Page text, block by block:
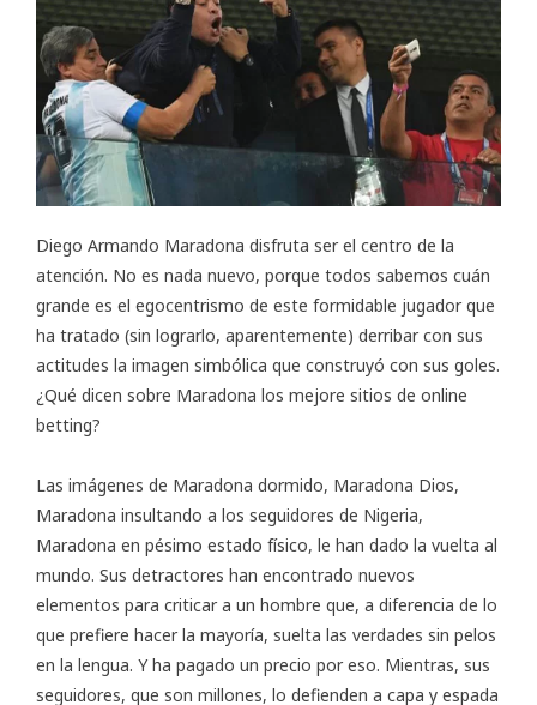
Diego Armando Maradona disfruta ser el centro de la
atención. No es nada nuevo, porque todos sabemos cuán
grande es el egocentrismo de este formidable jugador que
ha tratado (sin lograrlo, aparentemente) derribar con sus
actitudes la imagen simbólica que construyó con sus goles.
¿Qué dicen sobre Maradona los mejore sitios de online
betting?
Las imágenes de Maradona dormido, Maradona Dios,
Maradona insultando a los seguidores de Nigeria,
Maradona en pésimo estado físico, le han dado la vuelta al
mundo. Sus detractores han encontrado nuevos
elementos para criticar a un hombre que, a diferencia de lo
que prefiere hacer la mayoría, suelta las verdades sin pelos
en la lengua. Y ha pagado un precio por eso. Mientras, sus
seguidores, que son millones, lo defienden a capa y espada